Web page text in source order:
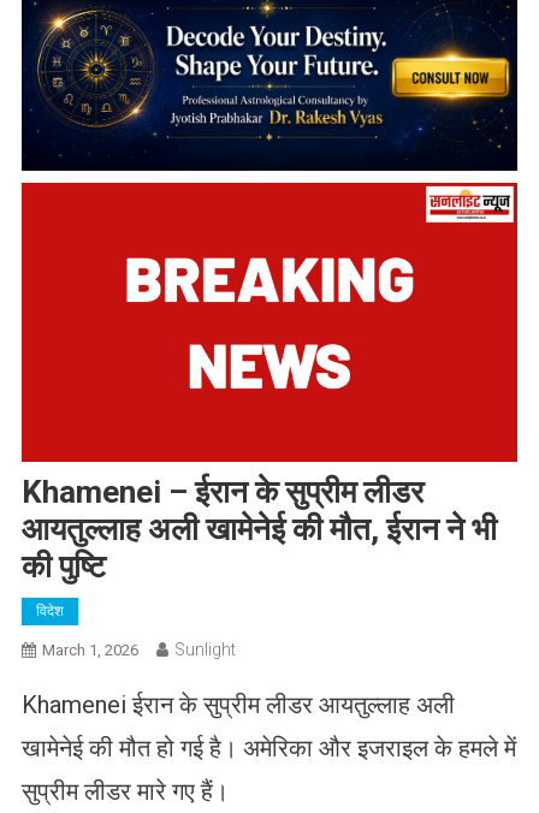
Khamenei – ईरान के सुप्रीम लीडर
आयतुल्लाह अली खामेनेई की मौत, ईरान ने भी
की पुष्टि
विदेश
March 1, 2026 Sunlight
Khamenei ईरान के सुप्रीम लीडर आयतुल्लाह अली
खामेनेई की मौत हो गई है। अमेरिका और इजराइल के हमले में
सुप्रीम लीडर मारे गए हैं।